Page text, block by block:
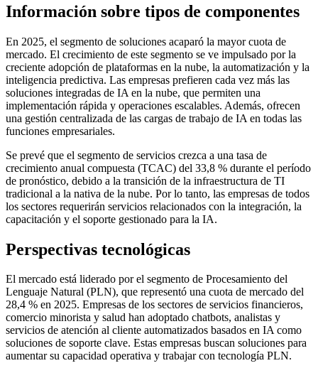
Información sobre tipos de componentes
En 2025, el segmento de soluciones acaparó la mayor cuota de
mercado. El crecimiento de este segmento se ve impulsado por la
creciente adopción de plataformas en la nube, la automatización y la
inteligencia predictiva. Las empresas prefieren cada vez más las
soluciones integradas de IA en la nube, que permiten una
implementación rápida y operaciones escalables. Además, ofrecen
una gestión centralizada de las cargas de trabajo de IA en todas las
funciones empresariales.
Se prevé que el segmento de servicios crezca a una tasa de
crecimiento anual compuesta (TCAC) del 33,8 % durante el período
de pronóstico, debido a la transición de la infraestructura de TI
tradicional a la nativa de la nube. Por lo tanto, las empresas de todos
los sectores requerirán servicios relacionados con la integración, la
capacitación y el soporte gestionado para la IA.
Perspectivas tecnológicas
El mercado está liderado por el segmento de Procesamiento del
Lenguaje Natural (PLN), que representó una cuota de mercado del
28,4 % en 2025. Empresas de los sectores de servicios financieros,
comercio minorista y salud han adoptado chatbots, analistas y
servicios de atención al cliente automatizados basados ​​en IA como
soluciones de soporte clave. Estas empresas buscan soluciones para
aumentar su capacidad operativa y trabajar con tecnología PLN.